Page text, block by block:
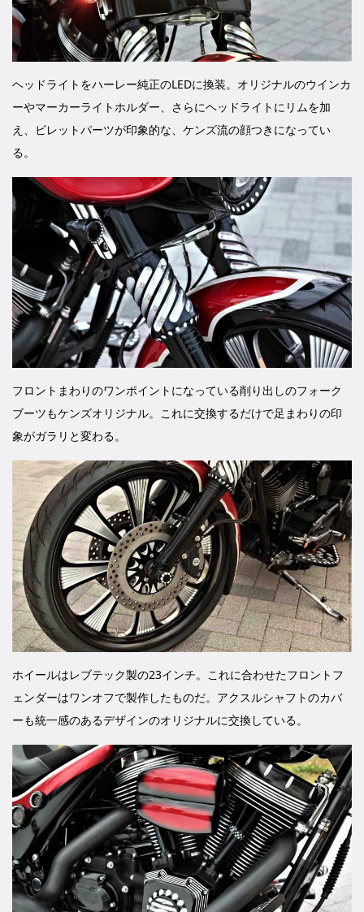
ヘッドライトをハーレー純正のLEDに換装。オリジナルのウインカ
ーやマーカーライトホルダー、さらにヘッドライトにリムを加
え、ビレットパーツが印象的な、ケンズ流の顔つきになってい
る。
フロントまわりのワンポイントになっている削り出しのフォーク
ブーツもケンズオリジナル。これに交換するだけで足まわりの印
象がガラリと変わる。
ホイールはレブテック製の23インチ。これに合わせたフロントフ
ェンダーはワンオフで製作したものだ。アクスルシャフトのカバ
ーも統一感のあるデザインのオリジナルに交換している。